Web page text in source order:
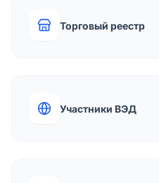
Торговый реестр
Участники ВЭД